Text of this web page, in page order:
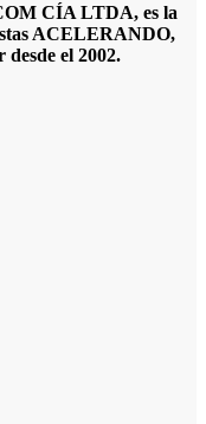
CÍA LTDA, es la
ACELERANDO,
el 2002.